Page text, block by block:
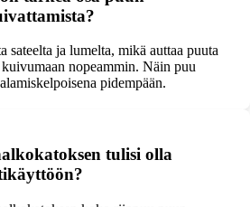
sateelta ja lumelta, mikä auttaa puuta
nopeammin. Näin puu
pidempään.
tulisi olla